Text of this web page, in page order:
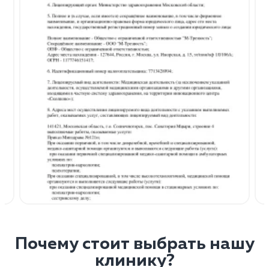
Почему стоит выбрать нашу
клинику?